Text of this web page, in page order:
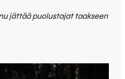
jättää puolustajat taakseen